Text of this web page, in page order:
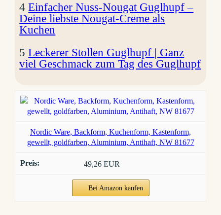
4Einfacher Nuss-Nougat Guglhupf –
Deine liebste Nougat-Creme als
Kuchen
5Leckerer Stollen Guglhupf | Ganz
viel Geschmack zum Tag des Guglhupf
Nordic Ware, Backform, Kuchenform, Kastenform,
gewellt, goldfarben, Aluminium, Antihaft, NW 81677
49,26 EUR
Bei Amazon kaufen